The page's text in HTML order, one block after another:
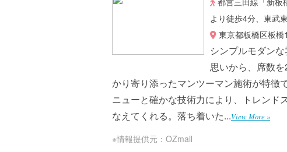
より徒歩4分、東武
東京都板橋区板
シンプルモダン
思いから、席数
かり寄り添ったマンツーマン施術が特徴
ニューと確かな技術力により、トレンド
なえてくれる。落ち着いた...View More »
※情報提供元：OZmall